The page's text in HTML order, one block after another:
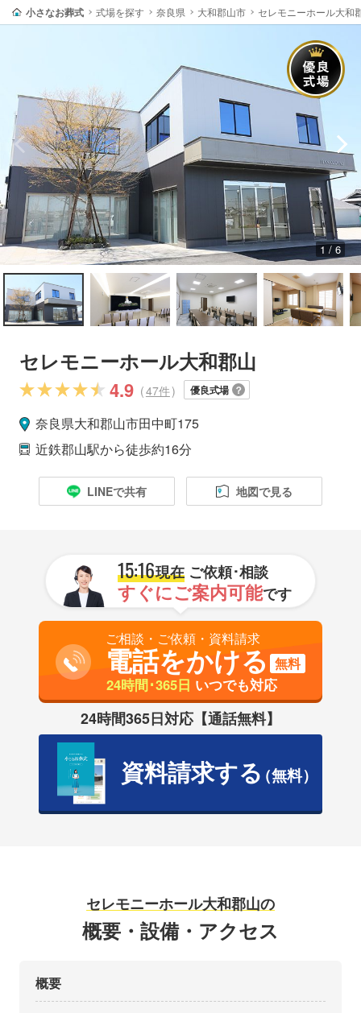
小さなお葬式 式場を探す 奈良県 大和郡山市 セレモニーホール大和
1 / 6
セレモニーホール大和郡山
4.9 (47件) 優良式場
奈良県大和郡山市田中町175
近鉄郡山駅から徒歩約16分
LINEで共有 地図で見る
15:16現在ご依頼･相談
すぐにご案内可能です
ご相談・ご依頼・資料請求
電話をかける 無料
24時間･365日 いつでも対応
24時間365日対応【通話無料】
資料請求する（無料）
セレモニーホール大和郡山の
概要・設備・アクセス
概要